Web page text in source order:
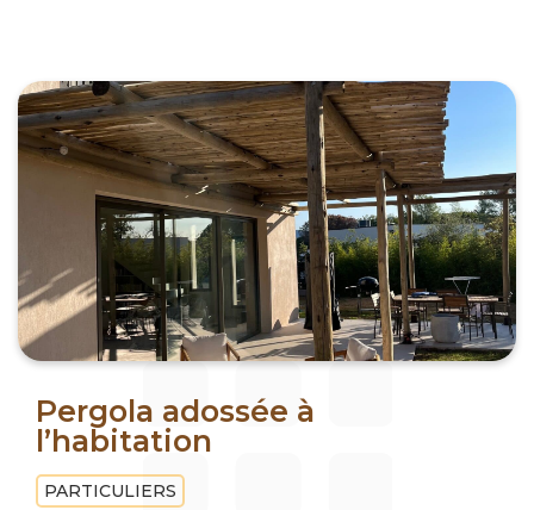
Pergola adossée à
l’habitation
PARTICULIERS